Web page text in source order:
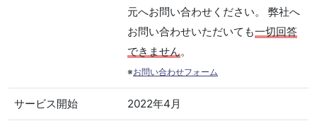
元へお問い合わせください。 弊社へ
お問い合わせいただいても一切回答
できません。
※お問い合わせフォーム
サービス開始 2022年4月